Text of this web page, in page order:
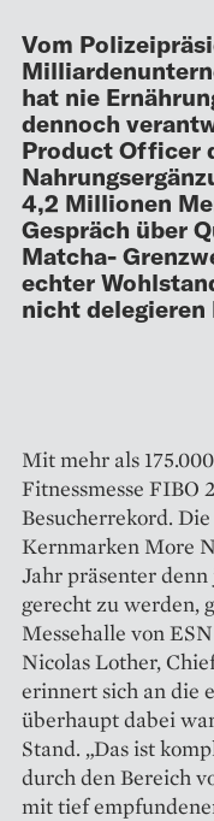
Vom
hat nie
dennoch
Product Officer
4,2 Millionen
Gespräch über
Matcha-
echter
nicht delegieren
Mit mehr als
Fitnessmesse FIBO
Besucherrekord.
Kernmarken More
Jahr präsenter
gerecht zu werden,
Messehalle von
Nicolas Lother,
erinnert sich an die
überhaupt dabei
Stand. „Das ist
durch den Bereich
mit tief